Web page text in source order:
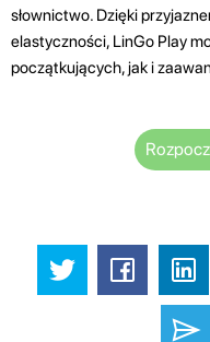
słownictwo. Dzięki
elastyczności, LinGo Play
początkujących, jak i